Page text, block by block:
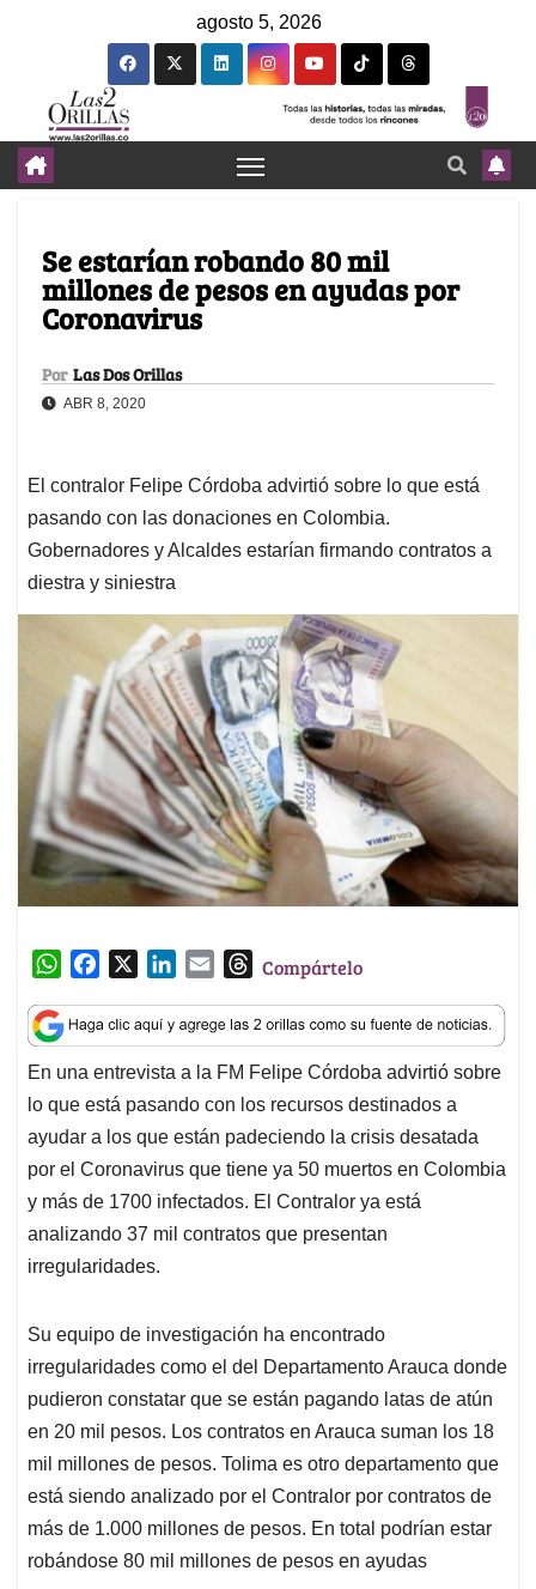
agosto 5, 2026
Se estarían robando 80 mil
millones de pesos en ayudas por
Coronavirus
Por Las Dos Orillas
ABR 8, 2020
El contralor Felipe Córdoba advirtió sobre lo que está
pasando con las donaciones en Colombia.
Gobernadores y Alcaldes estarían firmando contratos a
diestra y siniestra
W
a
t
s
A
p
p
c
e
b
o
o
k
n
k
e
d
I
n
a
i
l
T
r
e
a
d
s
Compártelo
En una entrevista a la FM Felipe Córdoba advirtió sobre
lo que está pasando con los recursos destinados a
ayudar a los que están padeciendo la crisis desatada
por el Coronavirus que tiene ya 50 muertos en Colombia
y más de 1700 infectados. El Contralor ya está
analizando 37 mil contratos que presentan
irregularidades.
Su equipo de investigación ha encontrado
irregularidades como el del Departamento Arauca donde
pudieron constatar que se están pagando latas de atún
en 20 mil pesos. Los contratos en Arauca suman los 18
mil millones de pesos. Tolima es otro departamento que
está siendo analizado por el Contralor por contratos de
más de 1.000 millones de pesos. En total podrían estar
robándose 80 mil millones de pesos en ayudas